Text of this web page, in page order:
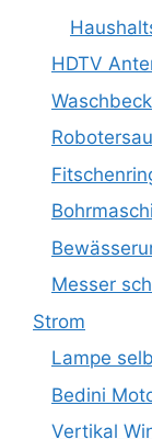
HDTV
Messer
Strom
Lampe
Bedini
Vertikal